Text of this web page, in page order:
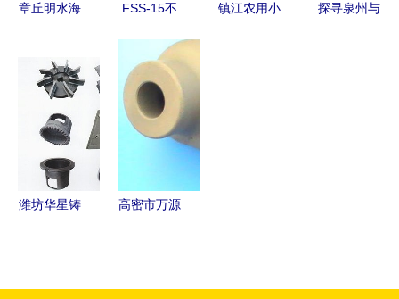
章丘明水海
加工厂 机
械设备与配
件的专业制
造专家
FSS-15不
管 DN32机
械设备过线
管的可靠选
择
镇江农用小
探寻泉州与
潍坊华星铸
高密市万源